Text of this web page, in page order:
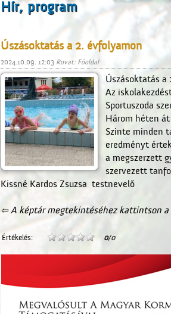
Hír, program
Úszásoktatás a 2. évfolyamon
2024.10.09. 12:03 Rovat: Főoldal
Úszásoktatás a
Az
Sportuszoda
Három héten
Szinte minden
eredményt
a megszerzett
szervezett
Kissné Kardos Zsuzsa testnevelő
⇦ A képtár megtekintéséhez kattintson a
Értékelés: 0/0